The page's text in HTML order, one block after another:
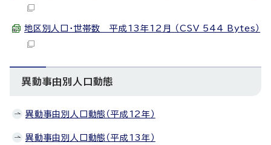
地区別人口・世帯数 平成13年12月 （CSV 544 Bytes）
異動事由別人口動態
異動事由別人口動態（平成12年）
異動事由別人口動態（平成13年）